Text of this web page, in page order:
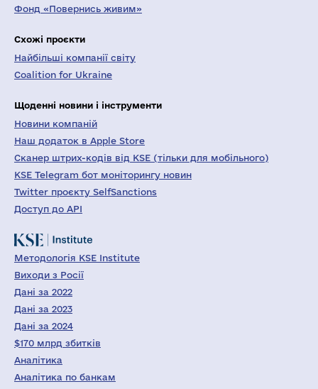
Фонд «Повернись живим»
Схожі проєкти
Найбільші компанії світу
Coalition for Ukraine
Щоденні новини і інструменти
Новини компаній
Наш додаток в Apple Store
Сканер штрих-кодів від KSE (тільки для мобільного)
KSE Telegram бот моніторингу новин
Twitter проєкту SelfSanctions
Доступ до API
Методологія KSE Institute
Виходи з Росії
Дані за 2022
Дані за 2023
Дані за 2024
$170 млрд збитків
Аналітика
Аналітика по банкам